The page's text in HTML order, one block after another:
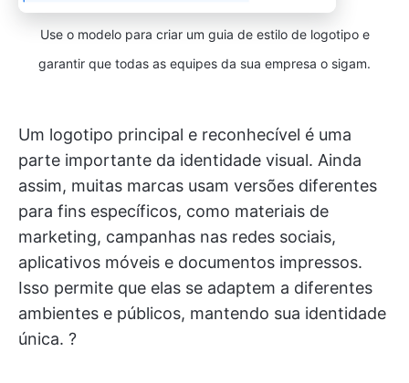
Use o modelo para criar um guia de estilo de logotipo e
garantir que todas as equipes da sua empresa o sigam.
Um logotipo principal e reconhecível é uma
parte importante da identidade visual. Ainda
assim, muitas marcas usam versões diferentes
para fins específicos, como materiais de
marketing, campanhas nas redes sociais,
aplicativos móveis e documentos impressos.
Isso permite que elas se adaptem a diferentes
ambientes e públicos, mantendo sua identidade
única. ?